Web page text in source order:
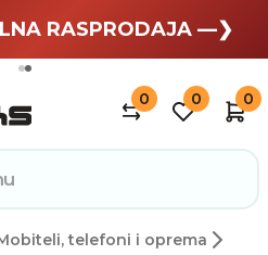
odmor —❯
RASPRODAJA —❯
0 0 0
telefoni i oprema